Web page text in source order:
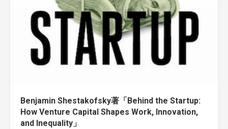
Benjamin Shestakofsky著「Behind the Startup:
How Venture Capital Shapes Work, Innovation,
and Inequality」